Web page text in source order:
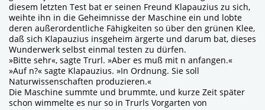
diesem letzten Test bat er seinen Freund Klapauzius zu sich,
weihte ihn in die Geheimnisse der Maschine ein und lobte
deren außerordentliche Fähigkeiten so über den grünen Klee,
daß sich Klapauzius insgeheim ärgerte und darum bat, dieses
Wunderwerk selbst einmal testen zu dürfen.
»Bitte sehr«, sagte Trurl. »Aber es muß mit n anfangen.«
»Auf n?« sagte Klapauzius. »In Ordnung. Sie soll
Naturwissenschaften produzieren.«
Die Maschine summte und brummte, und kurze Zeit später
schon wimmelte es nur so in Trurls Vorgarten von